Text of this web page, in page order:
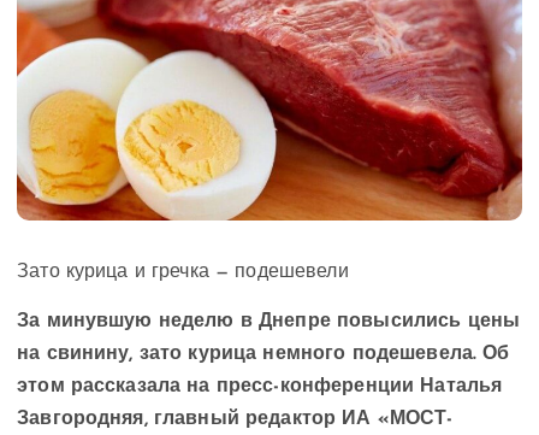
Зато курица и гречка — подешевели
За минувшую неделю в Днепре повысились цены
на свинину, зато курица немного подешевела. Об
этом рассказала на пресс-конференции Наталья
Завгородняя, главный редактор ИА «МОСТ-